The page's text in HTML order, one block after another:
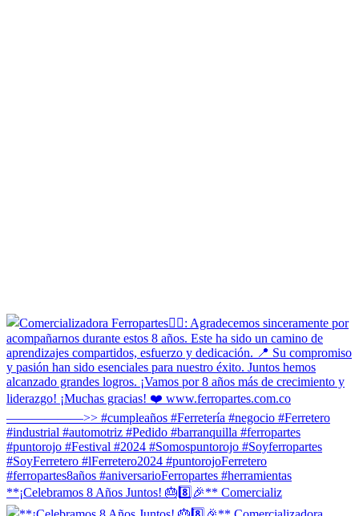
**¡Celebramos 8 Años Juntos! 🎂8️⃣🎉** Comercializ